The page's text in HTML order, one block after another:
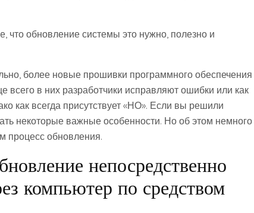
что обновление системы это нужно, полезно и
более новые прошивки программного обеспечения
в них разработчики исправляют ошибки или как
как всегда присутствует «НО». Если вы решили
некоторые важные особенности. Но об этом немного
процесс обновления.
непосредственно
компьютер по средством